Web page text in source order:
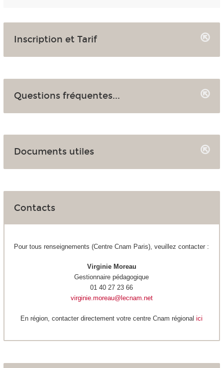
Inscription et Tarif
Questions fréquentes...
Documents utiles
Contacts
Pour tous renseignements (Centre Cnam Paris), veuillez contacter :
Virginie Moreau
Gestionnaire pédagogique
01 40 27 23 66
virginie.moreau@lecnam.net
En région, contacter directement votre centre Cnam régional ici